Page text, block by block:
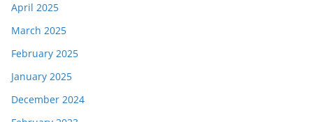
April 2025
March 2025
February 2025
January 2025
December 2024